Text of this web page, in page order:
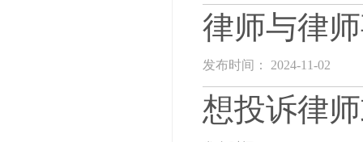
律师与律
发布时间： 2024-11-02
想投诉律